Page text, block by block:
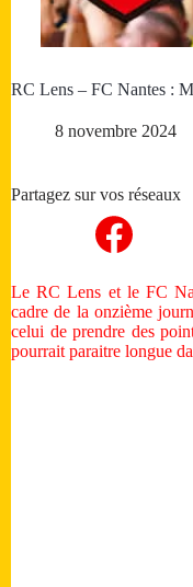
RC Lens – FC Nantes :
8 novembre 2024
Partagez sur vos réseaux
Le RC Lens et le FC
cadre de la onzième
celui de prendre des
pourrait paraitre longue